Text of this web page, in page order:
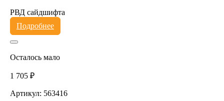
РВД сайдшифта
Подробнее
Осталось мало
1 705 ₽
Артикул: 563416